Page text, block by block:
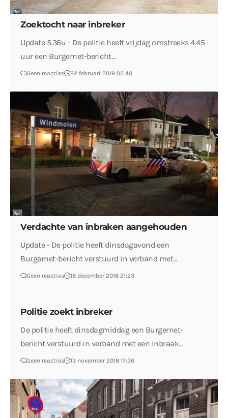
Zoektocht naar inbreker
Update 5.36u - De politie heeft vrijdag omstreeks 4.45
uur een Burgernet-bericht…
Geen reacties 22 februari 2019 05:40
Verdachte van inbraken aangehouden
Update - De politie heeft dinsdagavond een
Burgernet-bericht verstuurd in verband met…
Geen reacties 18 december 2018 21:23
Politie zoekt inbreker
De politie heeft dinsdagmiddag een Burgernet-
bericht verstuurd in verband met een inbraak…
Geen reacties 13 november 2018 17:36